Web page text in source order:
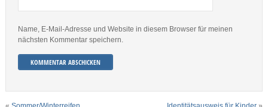
Name, E-Mail-Adresse und Website in diesem Browser für meinen
nächsten Kommentar speichern.